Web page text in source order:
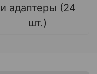
и адаптеры (24
шт.)